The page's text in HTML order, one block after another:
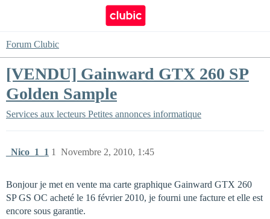
Forum Clubic
[VENDU] Gainward GTX 260 SP
Golden Sample
Services aux lecteurs Petites annonces informatique
_Nico_1_1 Novembre 2, 2010, 1:45
1
Bonjour je met en vente ma carte graphique Gainward GTX 260
SP GS OC acheté le 16 février 2010, je fourni une facture et elle est
encore sous garantie.